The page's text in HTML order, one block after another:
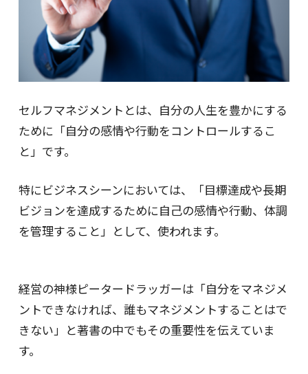
セルフマネジメントとは、自分の人生を豊かにする
ために「自分の感情や行動をコントロールするこ
と」です。
特にビジネスシーンにおいては、「目標達成や長期
ビジョンを達成するために自己の感情や行動、体調
を管理すること」として、使われます。
経営の神様ピータードラッガーは「自分をマネジメ
ントできなければ、誰もマネジメントすることはで
きない」と著書の中でもその重要性を伝えていま
す。